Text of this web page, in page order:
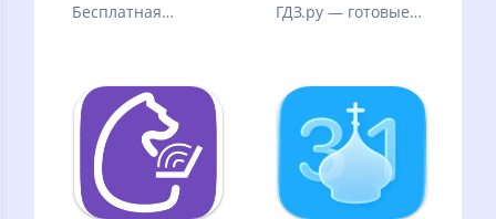
Бесплатная
официальным
билетам ГИБДД
ПДД 2022, 2023
ГДЗ.ру — готовые